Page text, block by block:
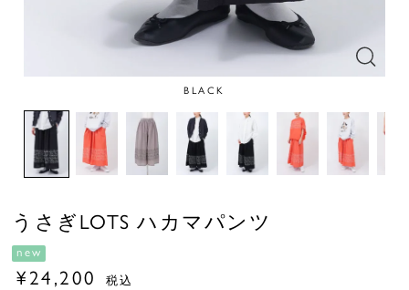
BLACK
うさぎLOTS ハカマパンツ
new
¥ 24,200
税込